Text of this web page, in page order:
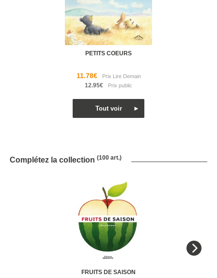
PETITS COEURS
11.78€
12.95€
Complétez la collection (100 art.)
FRUITS DE SAISON